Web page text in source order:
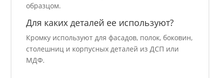
образцом.
Для каких деталей ее используют?
Кромку используют для фасадов, полок, боковин,
столешниц и корпусных деталей из ДСП или
МДФ.